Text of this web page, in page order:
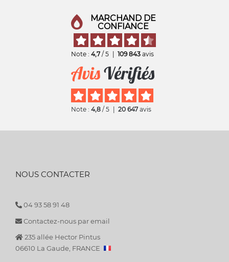
MARCHAND DE
CONFIANCE
Note : 4,7 / 5 109 843 avis
Note : 4,8 / 5 20 647 avis
NOUS CONTACTER
04 93 58 91 48
Contactez-nous par email
235 allée Hector Pintus
06610 La Gaude, FRANCE